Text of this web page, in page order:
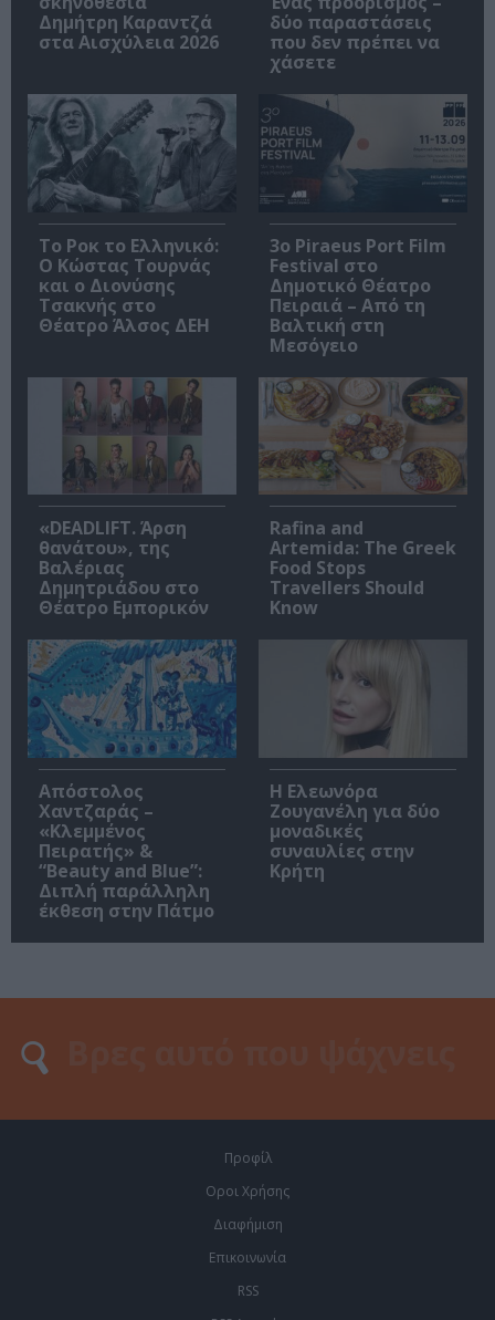
Δημήτρη Καραντζά
στα Αισχύλεια 2026
δύο παραστάσεις
που δεν πρέπει να
χάσετε
Το Ροκ το Ελληνικό:
Ο Κώστας Τουρνάς
και ο Διονύσης
Τσακνής στο
Θέατρο Άλσος ΔΕΗ
3o Piraeus Port Film
Festival στο
Δημοτικό Θέατρο
Πειραιά – Από τη
Βαλτική στη
Μεσόγειο
«DEADLIFT. Άρση
θανάτου», της
Βαλέριας
Δημητριάδου στο
Θέατρο Εμπορικόν
Rafina and
Artemida: The Greek
Food Stops
Travellers Should
Know
Απόστολος
Χαντζαράς –
«Κλεμμένος
Πειρατής» &
“Beauty and Blue”:
Διπλή παράλληλη
έκθεση στην Πάτμο
Η Ελεωνόρα
Ζουγανέλη για δύο
μοναδικές
συναυλίες στην
Κρήτη
Προφίλ
Οροι Χρήσης
Διαφήμιση
Επικοινωνία
RSS